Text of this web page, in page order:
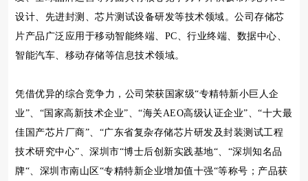
设计、先进封测、芯片测试设备研发等技术领域。公司存储芯
片产品广泛应用于移动智能终端、PC、行业终端、数据中心、
智能汽车、移动存储等信息技术领域。
凭借优异的综合竞争力，公司荣获国家级“专精特新小巨人企
业”、“国家高新技术企业”、“海关AEO高级认证企业”、“十大最
佳国产芯片厂商”、“广东省复杂存储芯片研发及封装测试工程
技术研究中心”、深圳市“博士后创新实践基地“、“深圳知名品
牌“、深圳市南山区“专精特新企业增加值十强“等称号；产品获